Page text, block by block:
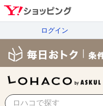
ログイン